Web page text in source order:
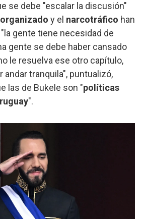
se debe "escalar la discusión"
y el narcotráfico han
gente tiene necesidad de
gente se debe haber cansado
le resuelva ese otro capítulo,
andar tranquila", puntualizó,
las de Bukele son "políticas
".